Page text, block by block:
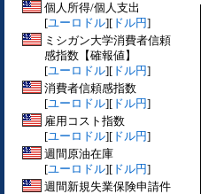
個人所得/個人支出
[ユーロドル][ ドル円]
ミシガン大学消費者信頼
感指数【確報値】
[ユーロドル][ ドル円]
消費者信頼感指数
[ユーロドル][ ドル円]
雇用コスト指数
[ユーロドル][ ドル円]
週間原油在庫
[ユーロドル][ ドル円]
週間新規失業保険申請件